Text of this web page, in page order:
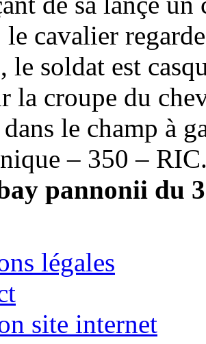
le cavalier
le soldat est
la croupe du
le champ à
– 350 –
pannonii du
légales
site internet